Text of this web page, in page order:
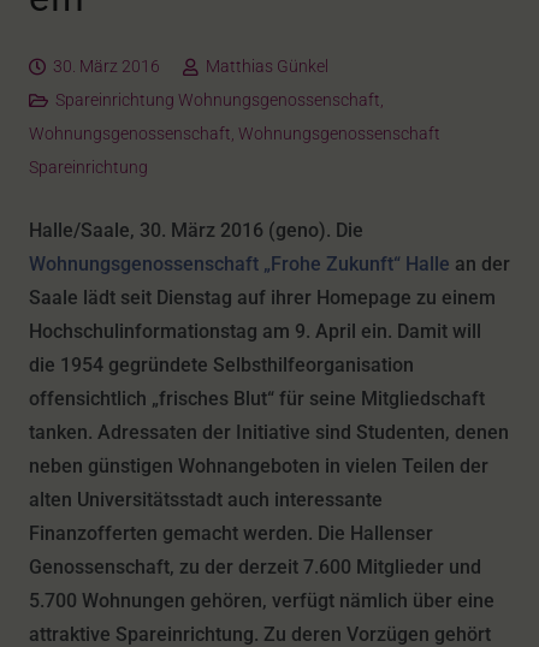
30. März 2016
Matthias Günkel
Spareinrichtung Wohnungsgenossenschaft,
Wohnungsgenossenschaft, Wohnungsgenossenschaft
Spareinrichtung
Halle/Saale, 30. März 2016 (geno). Die
Wohnungsgenossenschaft „Frohe Zukunft“ Halle an der
Saale lädt seit Dienstag auf ihrer Homepage zu einem
Hochschulinformationstag am 9. April ein. Damit will
die 1954 gegründete Selbsthilfeorganisation
offensichtlich „frisches Blut“ für seine Mitgliedschaft
tanken. Adressaten der Initiative sind Studenten, denen
neben günstigen Wohnangeboten in vielen Teilen der
alten Universitätsstadt auch interessante
Finanzofferten gemacht werden. Die Hallenser
Genossenschaft, zu der derzeit 7.600 Mitglieder und
5.700 Wohnungen gehören, verfügt nämlich über eine
attraktive Spareinrichtung. Zu deren Vorzügen gehört